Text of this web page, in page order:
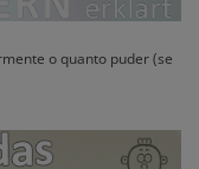
o quanto puder (se